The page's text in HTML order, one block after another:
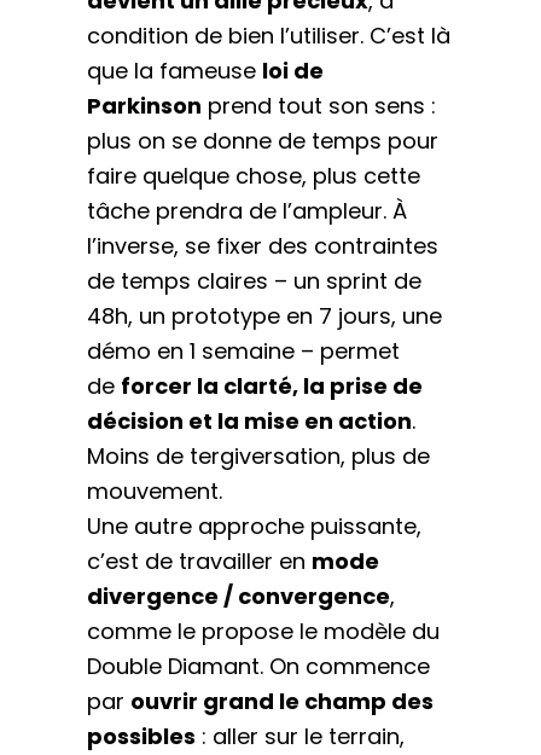
condition de bien l’utiliser. C’est là
que la fameuse loi de
Parkinson prend tout son sens :
plus on se donne de temps pour
faire quelque chose, plus cette
tâche prendra de l’ampleur. À
l’inverse, se fixer des contraintes
de temps claires – un sprint de
48h, un prototype en 7 jours, une
démo en 1 semaine – permet
de forcer la clarté, la prise de
décision et la mise en action.
Moins de tergiversation, plus de
mouvement.
Une autre approche puissante,
c’est de travailler en mode
divergence / convergence,
comme le propose le modèle du
Double Diamant. On commence
par ouvrir grand le champ des
possibles : aller sur le terrain,